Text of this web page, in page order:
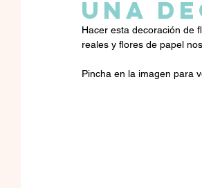
UNA
Hacer esta decoración de
reales y flores de papel
Pincha en la imagen para